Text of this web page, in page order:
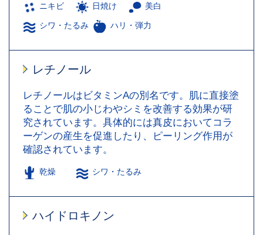
ニキビ 日焼け 美白
シワ・たるみ ハリ・弾力
レチノール
レチノールはビタミンAの別名です。肌に直接塗
ることで肌の小じわやシミを改善する効果が研
究されています。具体的には真皮においてコラ
ーゲンの産生を促進したり、ピーリング作用が
確認されています。
乾燥 シワ・たるみ
ハイドロキノン